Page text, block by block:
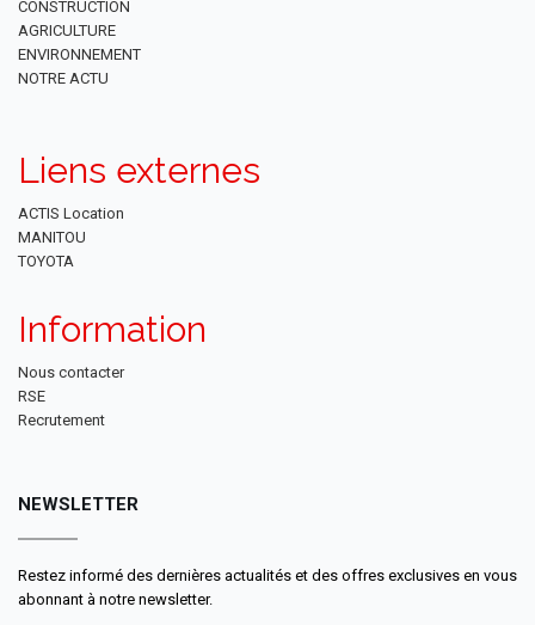
CONSTRUCTION
AGRICULTURE
ENVIRONNEMENT
NOTRE ACTU
Liens externes
ACTIS Location
MANITOU
TOYOTA
Information
Nous contacter
RSE
Recrutement
NEWSLETTER
Restez informé des dernières actualités et des offres exclusives en vous
abonnant à notre newsletter.